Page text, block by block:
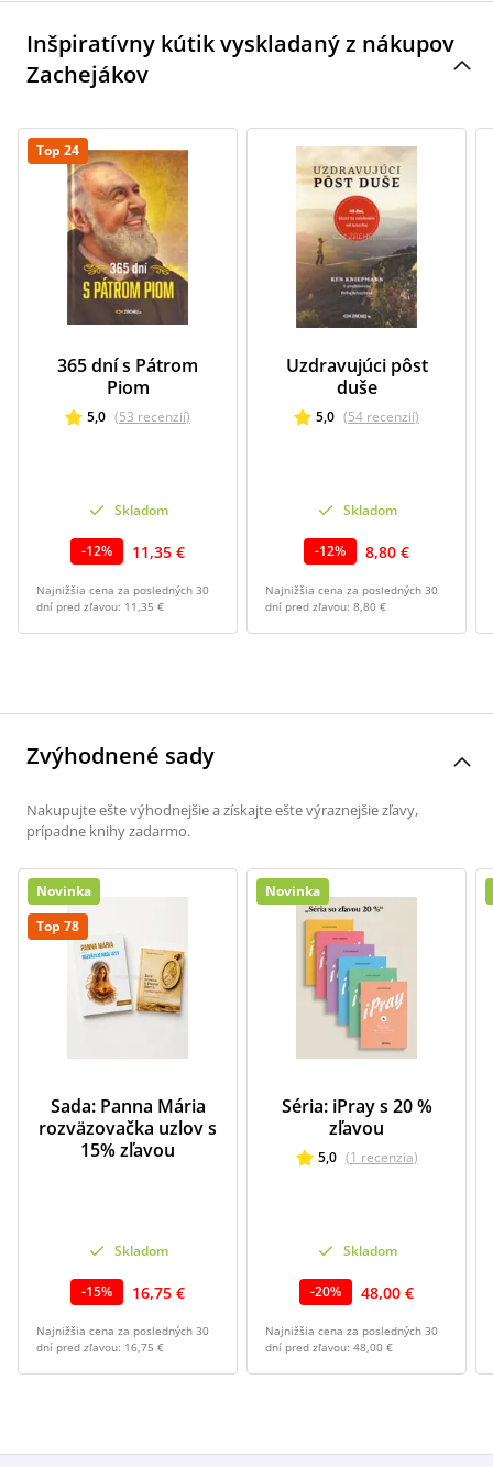
Inšpiratívny kútik vyskladaný z nákupov
Zachejákov
Top 24
365 dní s Pátrom
Piom
5,0 (53 recenzií)
Skladom
-12% 11,35 €
Najnižšia cena za posledných 30
dní pred zľavou: 11,35 €
Uzdravujúci pôst
duše
5,0 (54 recenzií)
Skladom
-12% 8,80 €
Najnižšia cena za posledných 30
dní pred zľavou: 8,80 €
Zvýhodnené sady
Nakupujte ešte výhodnejšie a získajte ešte výraznejšie zľavy,
prípadne knihy zadarmo.
Novinka
Top 78
Sada: Panna Mária
rozväzovačka uzlov s
15% zľavou
Skladom
-15% 16,75 €
Najnižšia cena za posledných 30
dní pred zľavou: 16,75 €
Novinka
Séria: iPray s 20 %
zľavou
5,0 (1 recenzia)
Skladom
-20% 48,00 €
Najnižšia cena za posledných 30
dní pred zľavou: 48,00 €